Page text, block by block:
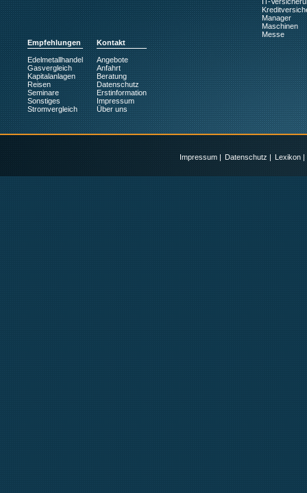
Manager
Maschinen
Messe
Empfehlungen
Edelmetallhandel
Gasvergleich
Kapitalanlagen
Reisen
Seminare
Sonstiges
Stromvergleich
Kontakt
Angebote
Anfahrt
Beratung
Datenschutz
Erstinformation
Impressum
Über uns
Impressum | Datenschutz | Lexikon |